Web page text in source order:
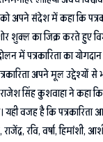
को अपने संदेश में कहा कि
शुक्ल का जिक्र करते हुए
में पत्रकारिता का
अपने मूल उद्देश्यों से
राजेश सिंह कुशवाहा ने कहा
यही वजह है कि पत्रकारिता
रवि, वर्षा,